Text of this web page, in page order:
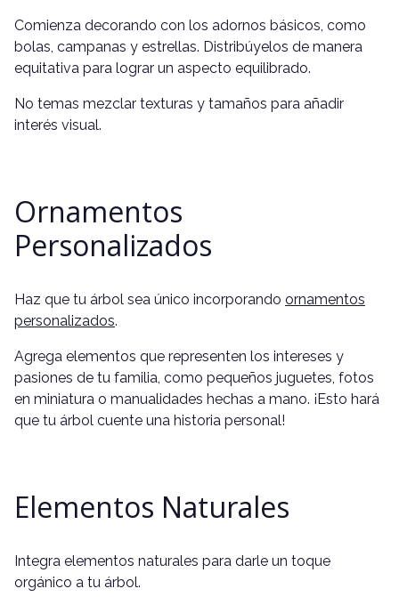
Comienza decorando con los adornos básicos, como
bolas, campanas y estrellas. Distribúyelos de manera
equitativa para lograr un aspecto equilibrado.
No temas mezclar texturas y tamaños para añadir
interés visual.
Ornamentos
Personalizados
Haz que tu árbol sea único incorporando ornamentos
personalizados.
Agrega elementos que representen los intereses y
pasiones de tu familia, como pequeños juguetes, fotos
en miniatura o manualidades hechas a mano. ¡Esto hará
que tu árbol cuente una historia personal!
Elementos Naturales
Integra elementos naturales para darle un toque
orgánico a tu árbol.